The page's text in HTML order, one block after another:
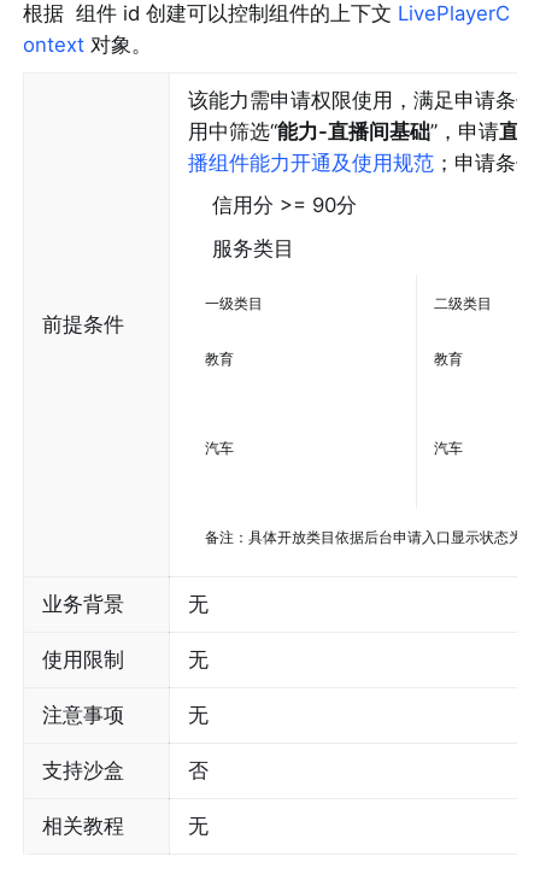
根据  组件 id 创建可以控制组件的上下文 LivePlayerC
ontext 对象。
前提条件
该能力需申请权限使用，满足申请条
用中筛选“能力-直播间基础”，申请直
播组件能力开通及使用规范；申请条
信用分 >= 90分
服务类目
一级类目 二级类目
教育 教育
汽车 汽车
备注：具体开放类目依据后台申请入口显示状态为
业务背景 无
使用限制 无
注意事项 无
支持沙盒 否
相关教程 无